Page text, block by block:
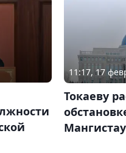
11:17, 17
Токаеву